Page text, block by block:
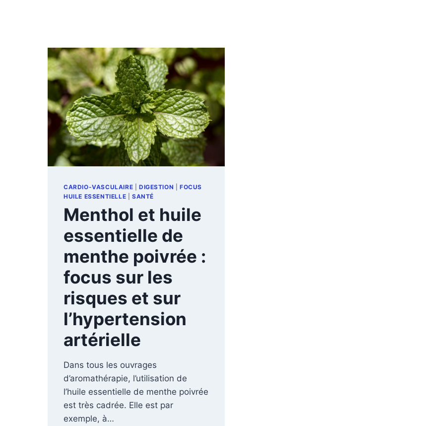
CARDIO-VASCULAIRE DIGESTION |FOCUS
HUILE ESSENTIELLE
SANTÉ
Menthol et huile
essentielle de
menthe poivrée :
focus sur les
risques et sur
l’hypertension
artérielle
Dans tous les ouvrages
d’aromathérapie, l’utilisation de
l’huile essentielle de menthe poivrée
est très cadrée. Elle est par
exemple, à…